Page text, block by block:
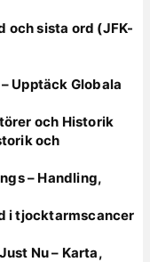
och sista ord (JFK-
Upptäck Globala
och Historik
och
– Handling,
i tjocktarmscancer
Nu – Karta,